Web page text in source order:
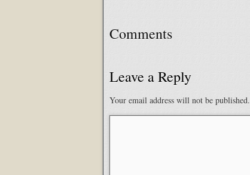
Comments
Leave a Reply
Your email address will not be published.